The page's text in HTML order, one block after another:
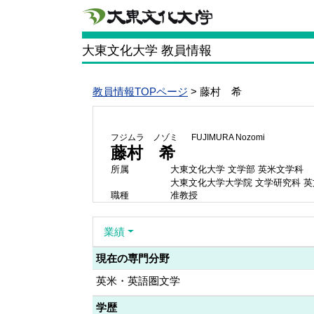
大東文化大学 教員情報
教員情報TOPページ > 藤村 希
フジムラ ノゾミ FUJIMURA Nozomi
藤村 希
所属
大東文化大学 文学部 英米文学科
大東文化大学大学院 文学研究科
職種
准教授
業績
現在の専門分野
英米・英語圏文学
学歴